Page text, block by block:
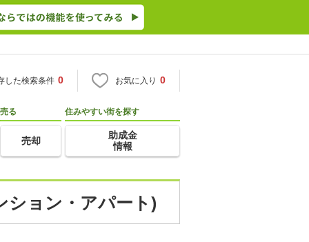
した検索条件 0 お気に入り 0
売る
売却
住みやすい街を探す
助成金
情報
ション・アパート)